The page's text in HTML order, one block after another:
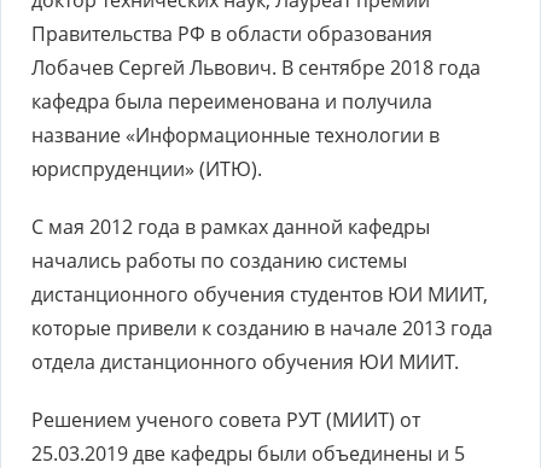
Правительства РФ в области образования
Лобачев Сергей Львович. В сентябре 2018 года
кафедра была переименована и получила
название «Информационные технологии в
юриспруденции» (ИТЮ).
С мая 2012 года в рамках данной кафедры
начались работы по созданию системы
дистанционного обучения студентов ЮИ МИИТ,
которые привели к созданию в начале 2013 года
отдела дистанционного обучения ЮИ МИИТ.
Решением ученого совета РУТ (МИИТ) от
25.03.2019 две кафедры были объединены и 5